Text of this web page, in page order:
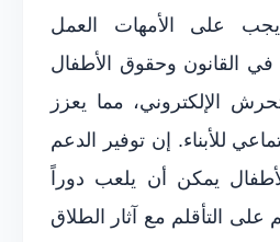
على الأمهات العمل
في القانون وحقوق الأطفال
الإلكتروني، مما يعزز
للأبناء. إن توفير الدعم
يمكن أن يلعب دوراً
التأقلم مع آثار الطلاق